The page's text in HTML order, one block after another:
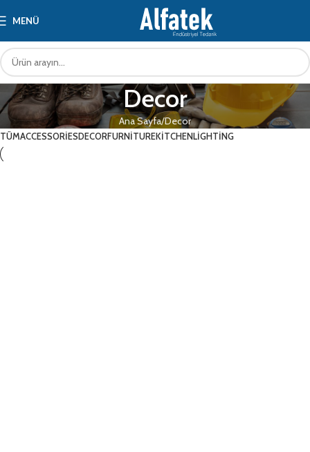
MENÜ
Decor
Ana Sayfa Decor
TÜMACCESSORIESDECORFURNITUREKITCHENLIGHTING
⚡️Türkiye Geneli Hızlı Gönderim • Peşin Fiyatına 3 Taksit • %100
Orijinal Ürün Garantisi